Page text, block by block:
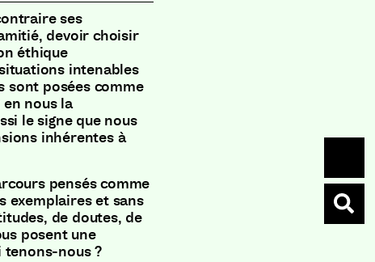
ses
devoir choisir
éthique
intenables
sont posées comme
nous la
le signe que nous
inhérentes à
pensés comme
exemplaires et sans
de doutes, de
posent une
tenons-nous ?